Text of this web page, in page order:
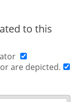
to this
are depicted.